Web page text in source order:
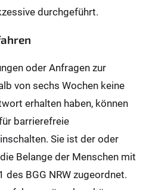
durchgeführt.
oder Anfragen zur
von sechs Wochen keine
erhalten haben, können
barrierefreie
Sie ist der oder
Belange der Menschen mit
des BGG NRW zugeordnet.